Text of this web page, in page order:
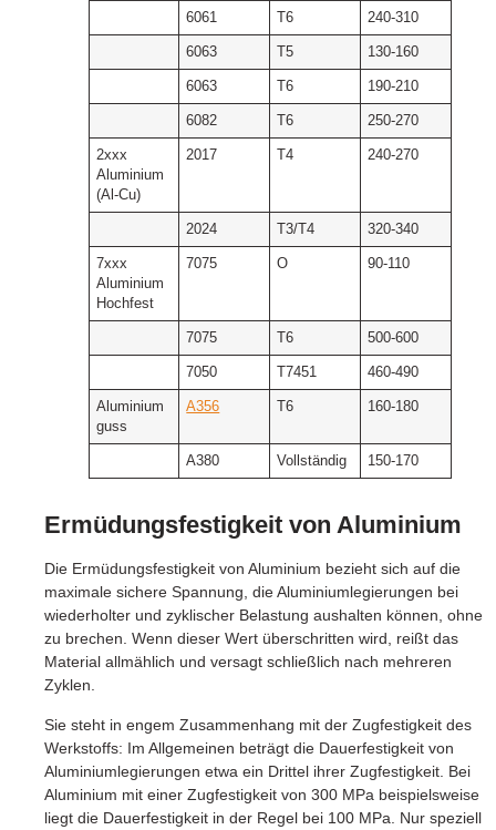
6061 T6 240-310
6063 T5 130-160
6063 T6 190-210
6082 T6 250-270
2xxx
Aluminium
(Al-Cu)
2017 T4 240-270
2024 T3/T4 320-340
7xxx
Aluminium
Hochfest
7075 O 90-110
7075 T6 500-600
7050 T7451 460-490
Aluminium
guss
A356 T6 160-180
A380 Vollständig 150-170
Ermüdungsfestigkeit von Aluminium
Die Ermüdungsfestigkeit von Aluminium bezieht sich auf die
maximale sichere Spannung, die Aluminiumlegierungen bei
wiederholter und zyklischer Belastung aushalten können, ohne
zu brechen. Wenn dieser Wert überschritten wird, reißt das
Material allmählich und versagt schließlich nach mehreren
Zyklen.
Sie steht in engem Zusammenhang mit der Zugfestigkeit des
Werkstoffs: Im Allgemeinen beträgt die Dauerfestigkeit von
Aluminiumlegierungen etwa ein Drittel ihrer Zugfestigkeit. Bei
Aluminium mit einer Zugfestigkeit von 300 MPa beispielsweise
liegt die Dauerfestigkeit in der Regel bei 100 MPa. Nur speziell